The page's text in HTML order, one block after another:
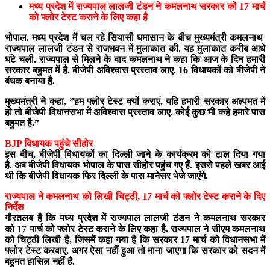
मध्य प्रदेश में राज्यपाल लालजी टंडन ने कमलनाथ सरकार को 17 मार्च
को फ्लोर टेस्ट कराने के लिए कहा है
भोपाल. मध्य प्रदेश में चल रहे सियासी घमासान के बीच मुख्यमंत्री कमलनाथ
राज्यपाल लालजी टंडन से राजभवन में मुलाकात की. यह मुलाकात करीब आधे
घंटे चली. राज्यपाल से मिलने के बाद कमलनाथ ने कहा कि आज के दिन हमारी
सरकार बहुमत में है. बीजेपी अविश्वास प्रस्ताव लाए. 16 विधायकों को बीजेपी ने
बंधक बनाया है.
मुख्यमंत्री ने कहा, ”हम फ्लोर टेस्ट क्यों कराएं. यहि हमारी सरकार अल्पमत में
हो तो बीजेपी विधानसभा में अविश्वास प्रस्ताव लाए. कोई कुछ भी कहे हमारे पास
बहुमत है.”
BJP विधायक पहुंचे सीहोर
इस बीच, बीजेपी विधायकों का दिल्ली जाने के कार्यक्रम को टाल दिया गया
है. अब बीजेपी विधायक भोपाल के पाससीहोर पहुंच गए हैं. इससे पहले खबर आई
थी कि बीजेपी विधायक फिर दिल्ली के पास मानेसर भेजे जाएंगे.
राज्यपाल ने कमलनाथ को लिखी चिट्ठी, 17 मार्च को फ्लोर टेस्ट कराने के दिए
निर्देश
गौरतलब है कि मध्य प्रदेश में राज्यपाल लालजी टंडन ने कमलनाथ सरकार
को 17 मार्च को फ्लोर टेस्ट कराने के लिए कहा है. राज्यपाल ने सीएम कमलनाथ
को चिट्ठी लिखी है, जिसमें कहा गया है कि सरकार 17 मार्च को विधानसभा में
फ्लोर टेस्ट करवाए, अगर ऐसा नहीं हुआ तो माना जाएगा कि सरकार को सदन में
बहुमत हासिल नहीं है.